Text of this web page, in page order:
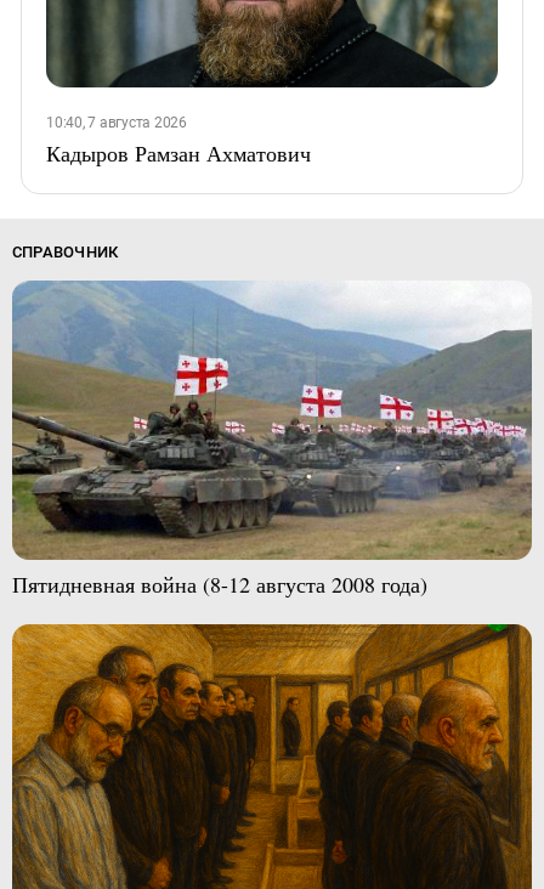
10:40, 7 августа 2026
Кадыров Рамзан Ахматович
СПРАВОЧНИК
Пятидневная война (8-12 августа 2008 года)